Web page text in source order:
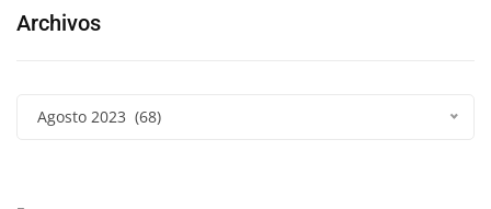
Archivos
Agosto 2023 (68)